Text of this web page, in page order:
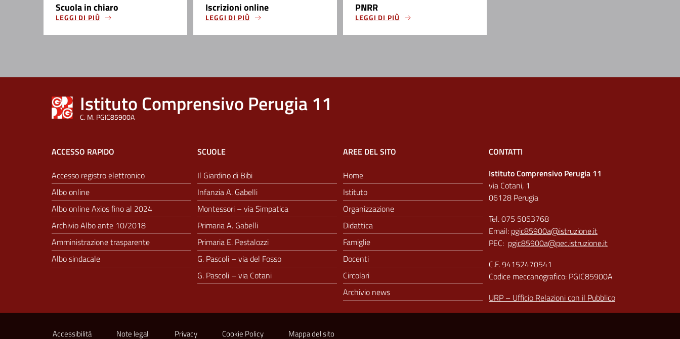
Scuola in chiaro
LEGGI DI PIÙ
Iscrizioni online
LEGGI DI PIÙ
PNRR
LEGGI DI PIÙ
Istituto Comprensivo Perugia 11
C. M. PGIC85900A
ACCESSO RAPIDO
Accesso registro elettronico
Albo online
Albo online Axios fino al 2024
Archivio Albo ante 10/2018
Amministrazione trasparente
Albo sindacale
SCUOLE
Il Giardino di Bibi
Infanzia A. Gabelli
Montessori – via Simpatica
Primaria A. Gabelli
Primaria E. Pestalozzi
G. Pascoli – via del Fosso
G. Pascoli – via Cotani
AREE DEL SITO
Home
Istituto
Organizzazione
Didattica
Famiglie
Docenti
Circolari
Archivio news
CONTATTI
Istituto Comprensivo Perugia 11
via Cotani, 1
06128 Perugia
Tel. 075 5053768
Email: pgic85900a@istruzione.it
PEC: pgic85900a@pec.istruzione.it
C.F. 94152470541
Codice meccanografico: PGIC85900A
URP – Ufficio Relazioni con il Pubblico
Accessibilità Note legali Privacy Cookie Policy Mappa del sito